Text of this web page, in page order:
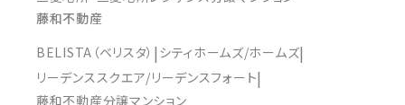
藤和不動産
BELISTA（ベリスタ） シティホームズ/ホームズ
リーデンススクエア/リーデンスフォート
藤和不動産分譲マンション